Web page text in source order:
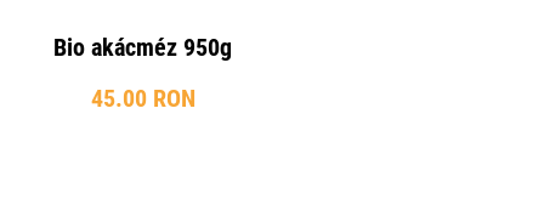
Bio akácméz 950g
45.00 RON